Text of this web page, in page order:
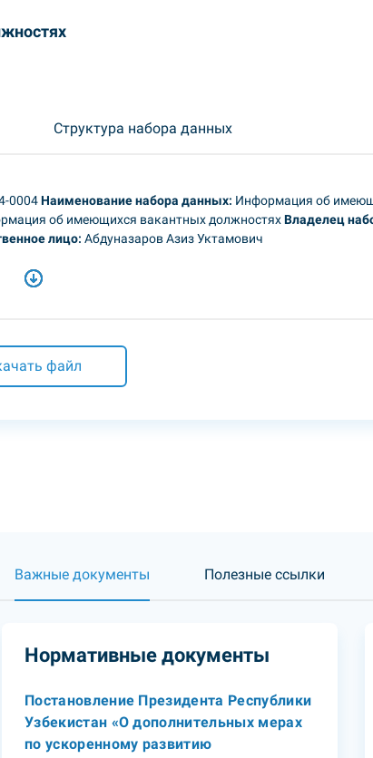
Структура набора данных
0004Наименование набора данных: Информация об
об имеющихся вакантных должностяхВладелец
лицо: Абдуназаров Азиз Уктамович
файл
Важные документы Полезные ссылки
Нормативные документы
Постановление Президента Республики
Узбекистан «О дополнительных мерах
по ускоренному развитию